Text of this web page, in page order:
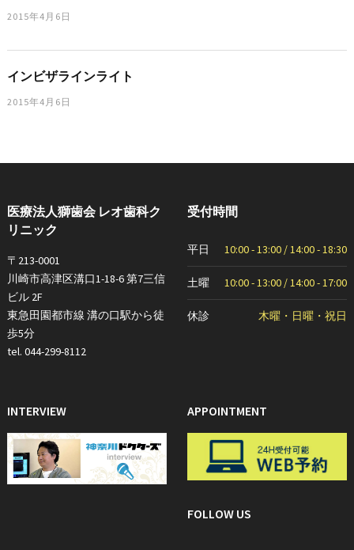
2015年4月6日
インビザラインライト
2015年4月6日
医療法人獅歯会 レオ歯科ク
リニック
〒213-0001
川崎市高津区溝口1-18-6 第7三信
ビル 2F
東急田園都市線 溝の口駅から徒
歩5分
tel. 044-299-8112
受付時間
平日 10:00 - 13:00 / 14:00 - 18:30
土曜 10:00 - 13:00 / 14:00 - 17:00
休診 木曜・日曜・祝日
INTERVIEW APPOINTMENT
FOLLOW US